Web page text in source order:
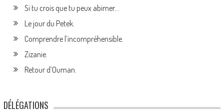
Si tu crois que tu peux abimer…
Le jour du Petek.
Comprendre l’incompréhensible.
Zizanie.
Retour d’Ouman.
DÉLÉGATIONS